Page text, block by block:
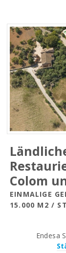
Colom
EINMALIGE
15.000 M2 /
Endesa